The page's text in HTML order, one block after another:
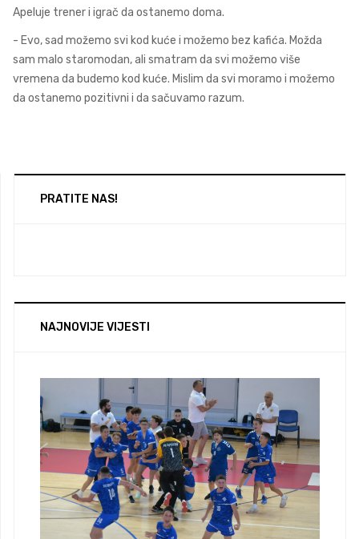
Apeluje trener i igrač da ostanemo doma.
- Evo, sad možemo svi kod kuće i možemo bez kafića. Možda
sam malo staromodan, ali smatram da svi možemo više
vremena da budemo kod kuće. Mislim da svi moramo i možemo
da ostanemo pozitivni i da sačuvamo razum.
PRATITE NAS!
NAJNOVIJE VIJESTI